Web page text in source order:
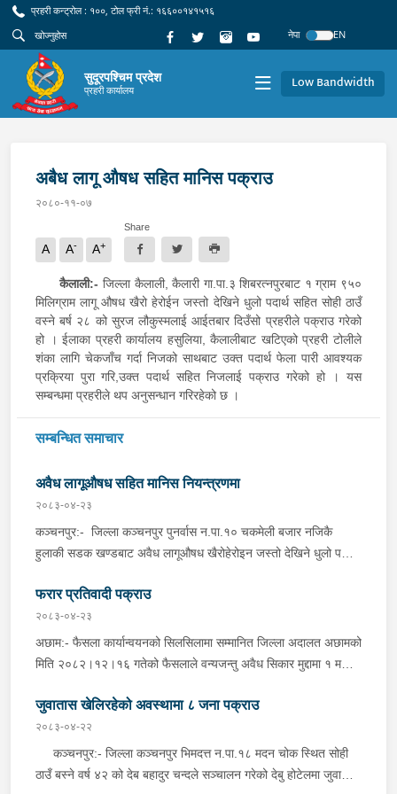
प्रहरी कन्ट्रोल : १००, टोल फ्री नं.: १६६००१४१५१६
नेपा
EN
सुदूरपश्चिम प्रदेश
प्रहरी कार्यालय Low Bandwidth
अबैध लागू औषध सहित मानिस पक्राउ
२०८०-११-०७
A A- A+
Share
कैलाली:- जिल्ला कैलाली, कैलारी गा.पा.३ शिबरत्नपुरबाट १ ग्राम ९५०
मिलिग्राम लागू औषध खैरो हेरोईन जस्तो देखिने धुलो पदार्थ सहित सोही ठाउँ
वस्ने बर्ष २८ को सुरज लौकुस्मलाई आईतबार दिउँसो प्रहरीले पक्राउ गरेको
हो । ईलाका प्रहरी कार्यालय हसुलिया, कैलालीबाट खटिएको प्रहरी टोलीले
शंका लागि चेकजाँच गर्दा निजको साथबाट उक्त पदार्थ फेला पारी आवश्यक
प्रक्रिया पुरा गरि,उक्त पदार्थ सहित निजलाई पक्राउ गरेको हो । यस
सम्बन्धमा प्रहरीले थप अनुसन्धान गरिरहेको छ ।
सम्बन्धित समाचार
अवैध लागूऔषध सहित मानिस नियन्त्रणमा
२०८३-०४-२३
कञ्चनपुर:- जिल्ला कञ्चनपुर पुनर्वास न.पा.१० चकमेली बजार नजिकै
हुलाकी सडक खण्डबाट अवैध लागूऔषध खैरोहेरोइन जस्तो देखिने धुलो पदार्थ
र Nitrazepam-24 Tablets सहित जिल्ला कैलाली, धनगढी
उ.म.न.पा.वडा नं ४ चौराह बस्ने वर्ष ३० को मनिष भट्ट, ऐ.ऐ.वडा नं ३ बडरा
बस्ने वर्ष ३० को हरि भन्ने हरिष खड्का र ऐ.ऐ. बस्ने वर्ष ३० को बिरेन्द्र
चौधरीलाई इलाका प्रहरी कार्यालय त्रिभुवनबस्ती, कञ्चनपुरबाट खटिएको
पक्राउ गरेको छ । यसैगरी, जिल्ला कञ्चनपुर पुनर्वास न.पा.१० चकमेली
बजार नजिकै हुलाकी सडक खण्डबाट अवैध लागूऔषध खैरोहेरोइन जस्तो
देखिने धुलो पदार्थ ३६० मिलिग्राम सहित जिल्ला कैलाली, धनगढी
उ.म.न.पा.वडा नं २ चौराह बस्ने वर्ष २७ को नरेन्द्र बहादुर विष्टलाई इलाका
प्रहरी कार्यालय त्रिभुवनबस्ती, कञ्चनपुरबाट खटिएको प्रहरी टोलीले
फरार प्रतिवादी पक्राउ
२०८३-०४-२३
अछाम:- फैसला कार्यान्वयनको सिलसिलामा सम्मानित जिल्ला अदालत अछामको
मिति २०८२।१२।१६ गतेको फैसलाले वन्यजन्तु अवैध सिकार मुद्दामा १ महिना
बान्निगढी जयगढ गा.पा. वडा नं ६ दर्ना बस्ने भिम बहादुर साउँदलाई प्रहरी
चौकी जयगढ,अछामबाट खटिएको प्रहरी टोलीले शुक्रबार दिउँसो निजको घर
ठेगानाबाट पक्राउ गरेको छ ।
जुवातास खेलिरहेको अवस्थामा ८ जना पक्राउ
२०८३-०४-२२
कञ्चनपुर:- जिल्ला कञ्चनपुर भिमदत्त न.पा.१८ मदन चोक स्थित सोही
ठाउँ बस्ने वर्ष ४२ को देब बहादुर चन्दले सञ्चालन गरेको देबु होटेलमा जुवातास